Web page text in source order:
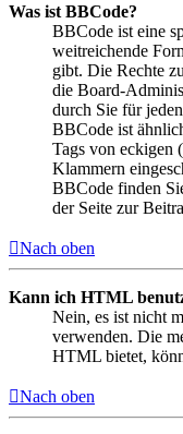
Was ist BBCode?
BBCode ist eine
weitreichende
gibt. Die Rechte
die Board-
durch Sie für
BBCode ist
Tags von eckigen
Klammern
BBCode finden
der Seite zur
Nach oben
Kann ich HTML
Nein, es ist nicht
verwenden. Die
HTML bietet,
Nach oben